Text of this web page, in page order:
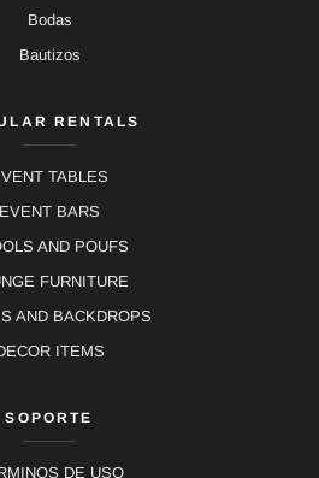
Bodas
Bautizos
RENTALS
TABLES
EVENT BARS
AND POUFS
FURNITURE
AND BACKDROPS
ITEMS
SOPORTE
DE USO